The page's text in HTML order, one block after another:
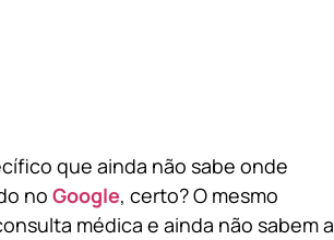
que ainda não sabe onde
no Google, certo? O mesmo
médica e ainda não sabem a